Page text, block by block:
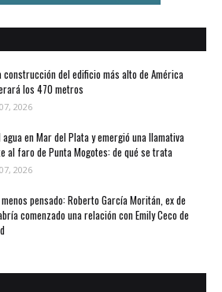
construcción del edificio más alto de América
los 470 metros
2026
en Mar del Plata y emergió una llamativa
al faro de Punta Mogotes: de qué se trata
2026
pensado: Roberto García Moritán, ex de
comenzado una relación con Emily Ceco de